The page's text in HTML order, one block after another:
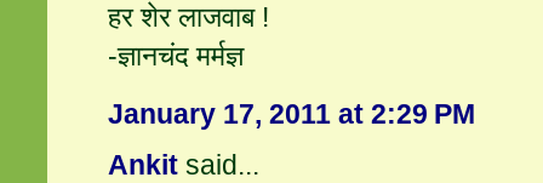
हर शेर लाजवाब !
-ज्ञानचंद मर्मज्ञ
January 17, 2011 at 2:29 PM
Ankit said...